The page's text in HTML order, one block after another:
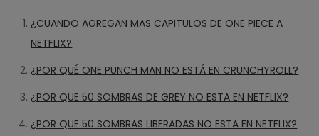
¿CUANDO AGREGAN MAS CAPITULOS DE ONE PIECE A
NETFLIX?
¿POR QUÉ ONE PUNCH MAN NO ESTÁ EN CRUNCHYROLL?
¿POR QUE 50 SOMBRAS DE GREY NO ESTA EN NETFLIX?
¿POR QUE 50 SOMBRAS LIBERADAS NO ESTA EN NETFLIX?